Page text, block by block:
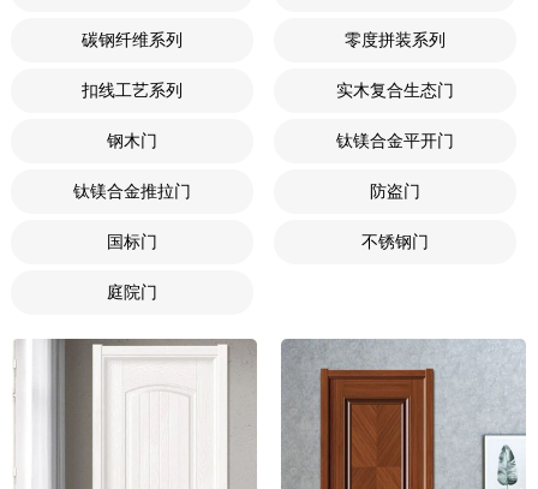
碳钢纤维系列 零度拼装系列
扣线工艺系列 实木复合生态门
钢木门 钛镁合金平开门
钛镁合金推拉门 防盗门
国标门 不锈钢门
庭院门